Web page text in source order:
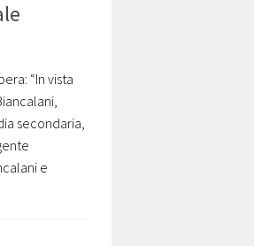
“In vista
secondaria,
e